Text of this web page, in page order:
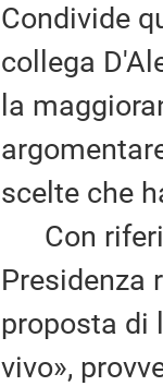
Condivide
collega
la
scelte che
Con
Presidenza
proposta di
vivo»,